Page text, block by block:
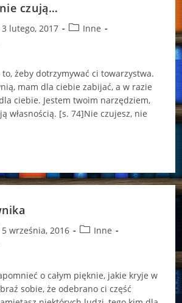
czują…
3 lutego, 2017
PostInne
żeby dotrzymywać ci towarzystwa.
mam dla ciebie zabijać, a w razie
ciebie. Jestem twoim narzędziem,
własnością. [s. 74]Nie czujesz, nie
5 września, 2016
PostInne
o całym pięknie, jakie kryje w
sobie, że odebrano ci część